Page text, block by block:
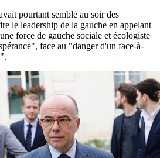
pourtant semblé au soir des
le leadership de la gauche en appelant
force de gauche sociale et écologiste
face au "danger d'un face-à-